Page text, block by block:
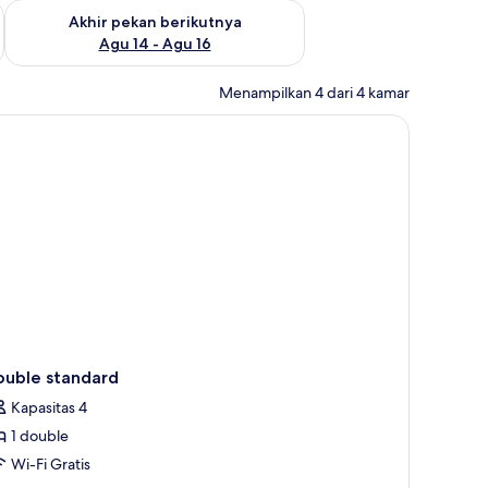
Agu 7 - Agu 9
Akhir pekan berikutnya
Agu 14 - Agu 16
Periksa ketersediaan untuk akhir pekan berikutnya Agu 14 -
Menampilkan 4 dari 4 kamar
tirai kedap cahaya
standard
Kapasitas 4
1 double
Wi-Fi Gratis